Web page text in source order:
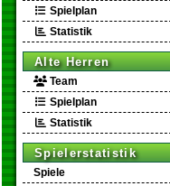
Spielplan
Statistik
Alte Herren
Team
Spielplan
Statistik
Spielerstatistik
Spiele